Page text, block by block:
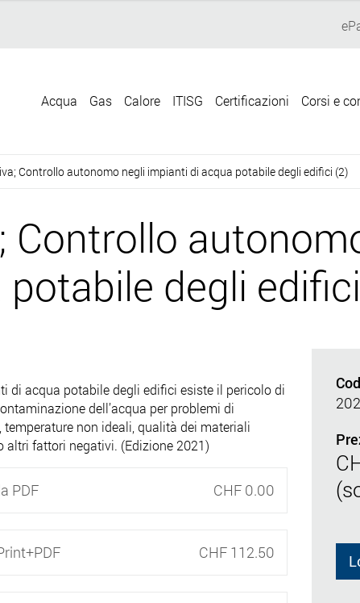
Acqua Gas Calore ITISG Certificazioni Corsi e
Controllo autonomo negli impianti di acqua potabile degli edifici (2)
Controllo
degli edifici
di acqua potabile degli edifici esiste il pericolo di
dell’acqua per problemi di
temperature non ideali, qualità dei materiali
altri fattori negativi. (Edizione 2021)
PDF CHF 0.00
CHF 112.50